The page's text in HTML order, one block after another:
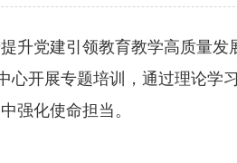
党建引领教育教学高质量发
开展专题培训，通过理论学习
强化使命担当。